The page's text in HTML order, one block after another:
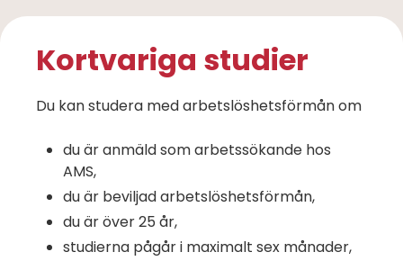
Kortvariga studier
Du kan studera med arbetslöshetsförmån om
du är anmäld som arbetssökande hos
AMS,
du är beviljad arbetslöshetsförmån,
du är över 25 år,
studierna pågår i maximalt sex månader,